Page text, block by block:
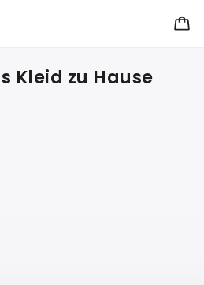
Kleid zu Hause